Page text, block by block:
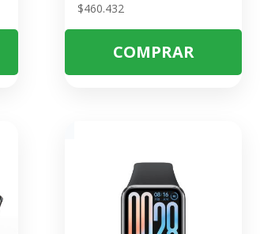
$460.432
COMPRAR